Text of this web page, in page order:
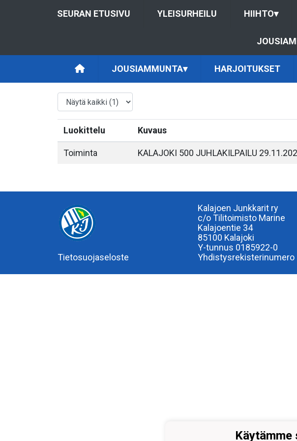
SEURAN ETUSIVU YLEISURHEILU HIIHTO▾
JOUSIAMMUNTA▾ HARJOITUKSET
Luokittelu Kuvaus
Toiminta KALAJOKI 500 JUHLAKILPAILU
Tietosuojaseloste
Kalajoen Junkkarit ry
c/o Tilitoimisto Marine
Kalajoentie 34
85100 Kalajoki
Y-tunnus 0185922-0
Yhdistysrekisterinumero